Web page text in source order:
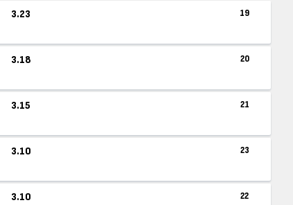
3.23 19
3.18 20
3.15 21
3.10 23
3.10 22